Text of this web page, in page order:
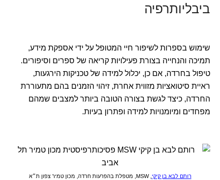
ביבליותרפיה
שימוש בספרות לשיפור חיי המטופל על ידי אספקת מידע,
תמיכה והנחייה בצורת פעילויות קריאה של ספרים וסיפורים.
טיפול בחרדה, אם כן, יכלול למידה של טכניקות הירגעות,
ראיית סיטואציות מזווית אחרת, זיהוי הזמנים בהם מתעוררת
החרדה, כיצד לגשת בצורה הטובה ביותר למצבים שמהם
מפחדים ומיומנויות למידה ופתרון בעיות.
רותם לבא בן קיקי, MSW, מטפלת בהפרעות חרדה, מכון טמירצפון ת״א